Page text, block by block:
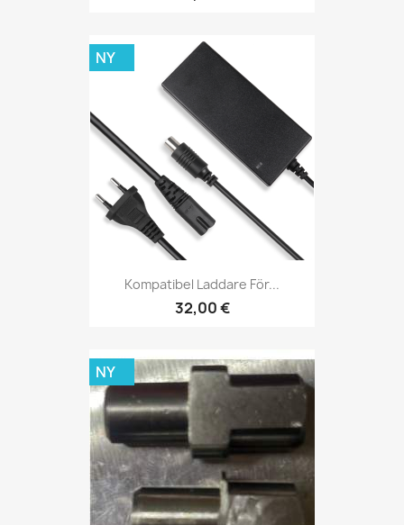
Kompatibel Laddare För...
32,00 €
NY
NY